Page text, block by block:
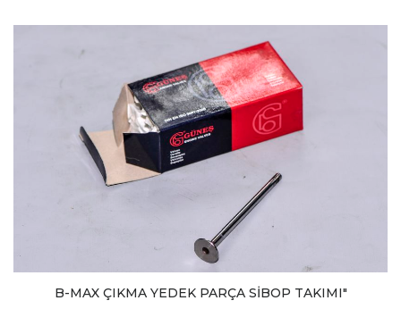
B-MAX ÇIKMA YEDEK PARÇA SİBOP TAKIMI"